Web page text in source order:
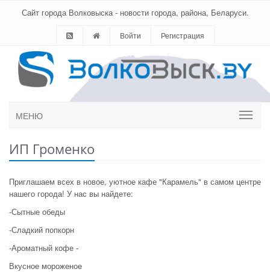
Сайт города Волковыска - новости города, района, Беларуси.
Войти Регистрация
МЕНЮ
ИП Громенко
Приглашаем всех в новое, уютное кафе "Карамель" в самом центре
нашего города! У нас вы найдете:
-Сытные обеды
-Сладкий попкорн
-Ароматный кофе -
Вкусное мороженое